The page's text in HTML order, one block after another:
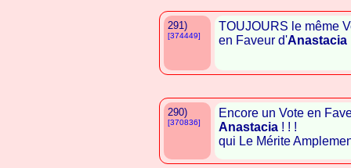
291)
[374449]
TOUJOURS le même
en Faveur d'Anastacia
290)
[370836]
Encore un Vote en
Anastacia ! ! !
qui Le Mérite